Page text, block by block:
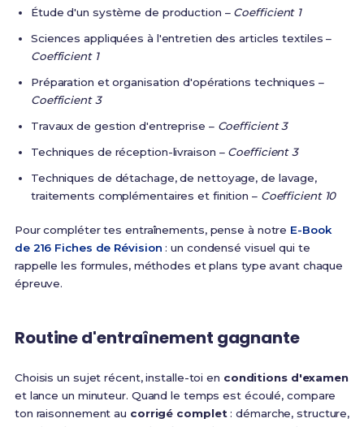
Étude d'un système de production – Coefficient 1
Sciences appliquées à l'entretien des articles textiles –
Coefficient 1
Préparation et organisation d'opérations techniques –
Coefficient 3
Travaux de gestion d'entreprise – Coefficient 3
Techniques de réception-livraison – Coefficient 3
Techniques de détachage, de nettoyage, de lavage,
traitements complémentaires et finition – Coefficient 10
Pour compléter tes entraînements, pense à notre E-Book
de 216 Fiches de Révision : un condensé visuel qui te
rappelle les formules, méthodes et plans type avant chaque
épreuve.
Routine d'entraînement gagnante
Choisis un sujet récent, installe-toi en conditions d'examen
et lance un minuteur. Quand le temps est écoulé, compare
ton raisonnement au corrigé complet : démarche, structure,